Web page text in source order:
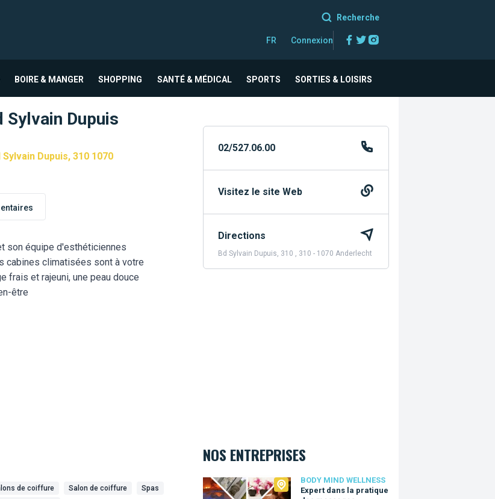
Recherche
FR Connexion Facebook
Twitter
BOIRE & MANGER SHOPPING SANTÉ & MÉDICAL SPORTS SORTIES & LOISIRS
Sylvain Dupuis
Sylvain Dupuis, 310 1070
son équipe d'esthéticiennes
cabines climatisées sont à votre
frais et rajeuni, une peau douce
être
de coiffure Salon de coiffure
Spas
02/527.06.00
Visitez le site Web
Directions
Bd Sylvain Dupuis, 310 , 310 - 1070 Anderlecht
NOS ENTREPRISES
BODY MIND WELLNESS
Expert dans la pratique
Body Mind Wellness